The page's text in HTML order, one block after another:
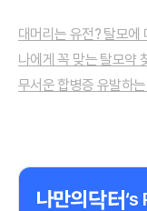
대머리는 유전? 탈모에
나에게 꼭 맞는 탈모약
무서운 합병증 유발하
‘s